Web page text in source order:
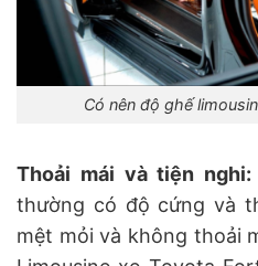
Có nên độ ghế
Thoải mái và tiện nghi:
thường có độ cứng và
mệt mỏi và không thoải